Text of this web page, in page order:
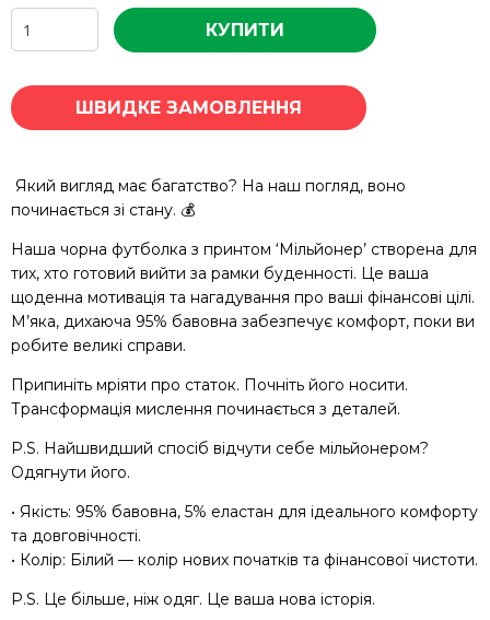
КУПИТИ
ШВИДКЕ ЗАМОВЛЕННЯ
Який вигляд має багатство? На наш погляд, воно
починається зі стану. 💰
Наша чорна футболка з принтом ‘Мільйонер’ створена для
тих, хто готовий вийти за рамки буденності. Це ваша
щоденна мотивація та нагадування про ваші фінансові цілі.
М’яка, дихаюча 95% бавовна забезпечує комфорт, поки ви
робите великі справи.
Припиніть мріяти про статок. Почніть його носити.
Трансформація мислення починається з деталей.
P.S. Найшвидший спосіб відчути себе мільйонером?
Одягнути його.
• Якість: 95% бавовна, 5% еластан для ідеального комфорту
та довговічності.
• Колір: Білий — колір нових початків та фінансової чистоти.
P.S. Це більше, ніж одяг. Це ваша нова історія.